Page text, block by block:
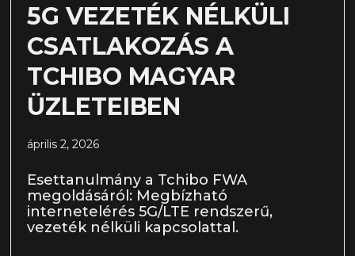
5G VEZETÉK NÉLKÜLI
CSATLAKOZÁS A
TCHIBO MAGYAR
ÜZLETEIBEN
április 2, 2026
Esettanulmány a Tchibo FWA
megoldásáról: Megbízható
internetelérés 5G/LTE rendszerű,
vezeték nélküli kapcsolattal.